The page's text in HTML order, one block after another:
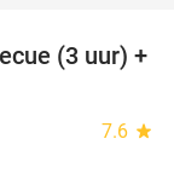
21%
(3 uur) +
7.6 star